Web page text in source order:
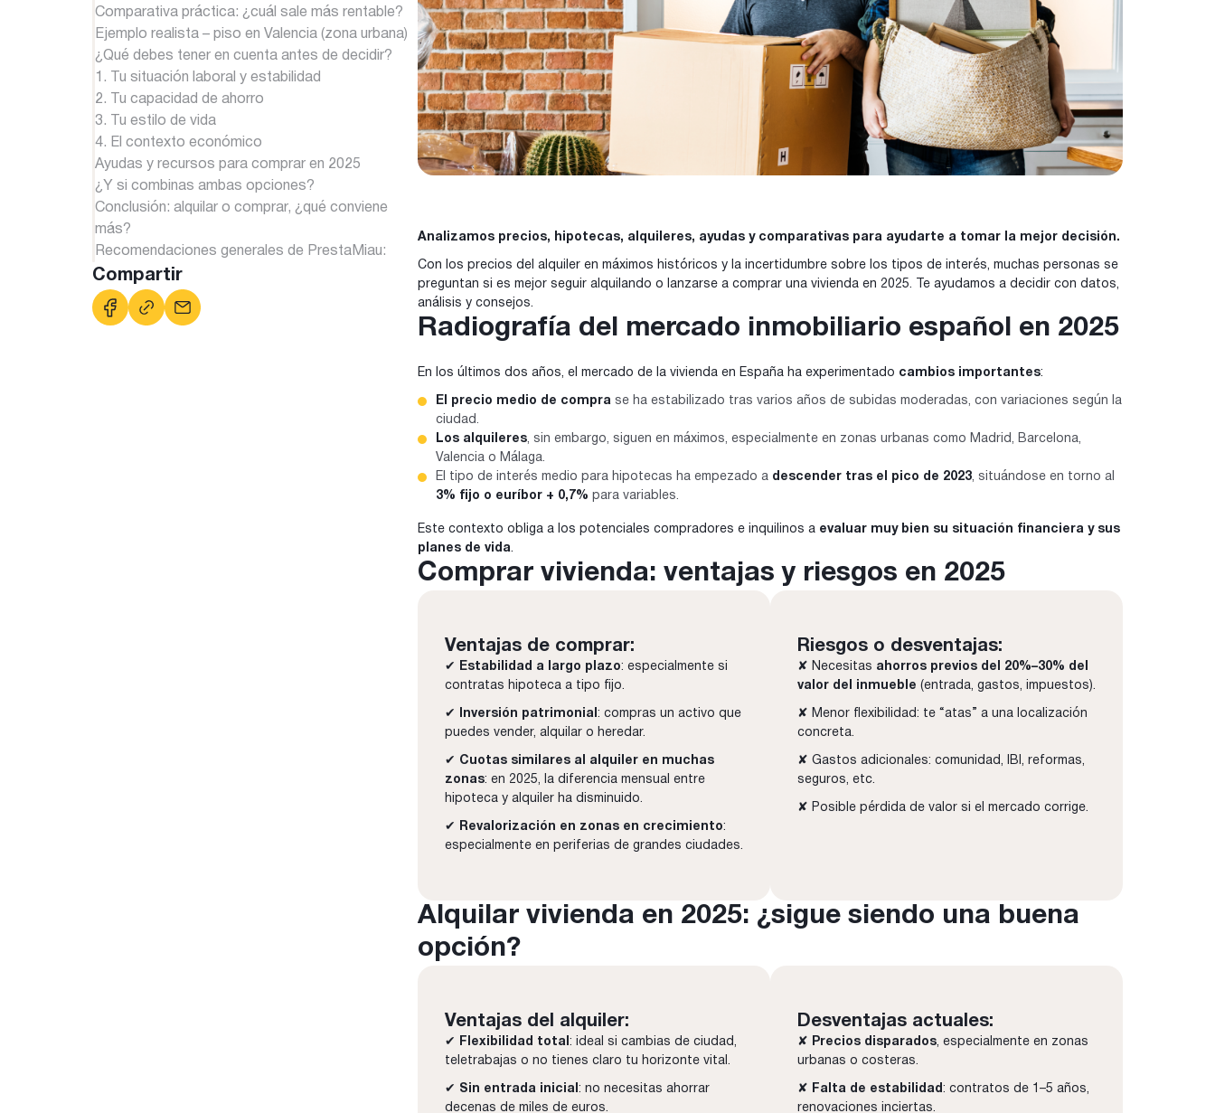
Comparativa práctica: ¿cuál sale más rentable?
Ejemplo realista – piso en Valencia (zona urbana)
¿Qué debes tener en cuenta antes de decidir?
1. Tu situación laboral y estabilidad
2. Tu capacidad de ahorro
3. Tu estilo de vida
4. El contexto económico
Ayudas y recursos para comprar en 2025
¿Y si combinas ambas opciones?
Conclusión: alquilar o comprar, ¿qué conviene
más?
Recomendaciones generales de PrestaMiau:
Compartir
Analizamos precios, hipotecas, alquileres, ayudas y comparativas para ayudarte a tomar la mejor decisión.
Con los precios del alquiler en máximos históricos y la incertidumbre sobre los tipos de interés, muchas personas se
preguntan si es mejor seguir alquilando o lanzarse a comprar una vivienda en 2025. Te ayudamos a decidir con datos,
análisis y consejos.
Radiografía del mercado inmobiliario español en 2025
En los últimos dos años, el mercado de la vivienda en España ha experimentado cambios importantes:
El precio medio de compra se ha estabilizado tras varios años de subidas moderadas, con variaciones según la
ciudad.
Los alquileres, sin embargo, siguen en máximos, especialmente en zonas urbanas como Madrid, Barcelona,
Valencia o Málaga.
El tipo de interés medio para hipotecas ha empezado a descender tras el pico de 2023, situándose en torno al
3 % fijo o euríbor + 0,7 % para variables.
Este contexto obliga a los potenciales compradores e inquilinos a evaluar muy bien su situación financiera y sus
planes de vida.
Comprar vivienda: ventajas y riesgos en 2025
Ventajas de comprar:
✔ Estabilidad a largo plazo: especialmente si
contratas hipoteca a tipo fijo.
✔ Inversión patrimonial : compras un activo que
puedes vender, alquilar o heredar.
✔ Cuotas similares al alquiler en muchas
zonas: en 2025, la diferencia mensual entre
hipoteca y alquiler ha disminuido.
✔ Revalorización en zonas en crecimiento:
especialmente en periferias de grandes ciudades.
Riesgos o desventajas:
✘ Necesitas ahorros previos del 20 %–30 % del
valor del inmueble (entrada, gastos, impuestos).
✘ Menor flexibilidad: te “atas” a una localización
concreta.
✘ Gastos adicionales: comunidad, IBI, reformas,
seguros, etc.
✘ Posible pérdida de valor si el mercado corrige.
Alquilar vivienda en 2025: ¿sigue siendo una buena
opción?
Ventajas del alquiler:
✔ Flexibilidad total : ideal si cambias de ciudad,
teletrabajas o no tienes claro tu horizonte vital.
✔ Sin entrada inicial : no necesitas ahorrar
decenas de miles de euros.
Desventajas actuales:
✘ Precios disparados, especialmente en zonas
urbanas o costeras.
✘ Falta de estabilidad : contratos de 1–5 años,
renovaciones inciertas.